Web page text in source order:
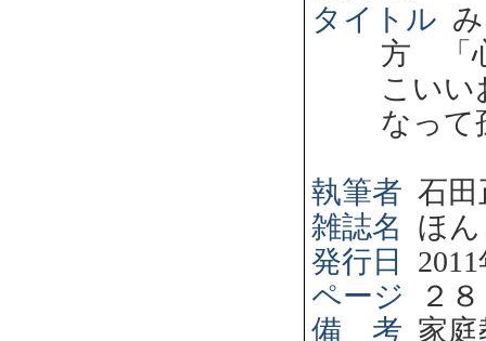
タイトル
方 「
こい
なって
執筆者 石田
雑誌名
ほ
発行日
2011
ページ
２
備 考 家